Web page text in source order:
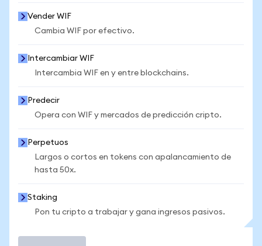
Vender WIF
Cambia WIF por efectivo.
Intercambiar WIF
Intercambia WIF en y entre blockchains.
Predecir
Opera con WIF y mercados de predicción cripto.
Perpetuos
Largos o cortos en tokens con apalancamiento de
hasta 50x.
Staking
Pon tu cripto a trabajar y gana ingresos pasivos.